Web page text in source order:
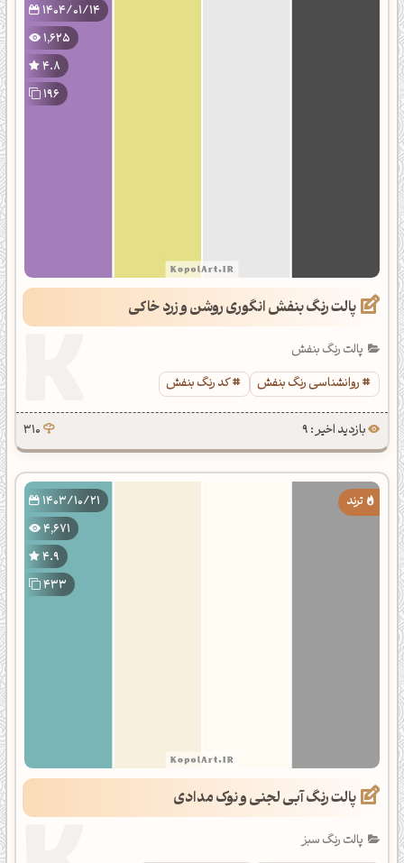
1404/01/14
1,625
4.8
196
پالت رنگ بنفش انگوری روشن و زرد خاکی
پالت رنگ بنفش
روانشناسی رنگ بنفش
کد رنگ بنفش
بازدید اخیر : 9 310
1403/10/21
4,671
4.9
433
پالت رنگ آبی لجنی و نوک مدادی
پالت رنگ سبز